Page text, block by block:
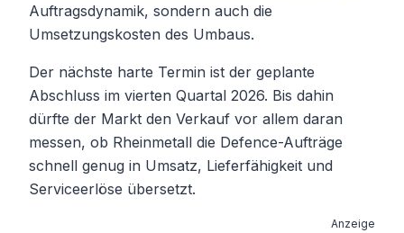
Auftragsdynamik, sondern auch die
Umsetzungskosten des Umbaus.
Der nächste harte Termin ist der geplante
Abschluss im vierten Quartal 2026. Bis dahin
dürfte der Markt den Verkauf vor allem daran
messen, ob Rheinmetall die Defence-Aufträge
schnell genug in Umsatz, Lieferfähigkeit und
Serviceerlöse übersetzt.
Anzeige